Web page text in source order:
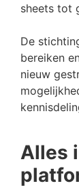
sheets tot
De
bereiken
nieuw
Alles